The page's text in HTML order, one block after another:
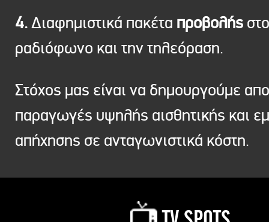
4.Διαφημιστικά πακέτα προβολής στο
ραδιόφωνο και την τηλεόραση.
Στόχος μας είναι να δημουργούμε
παραγωγές υψηλής αισθητικής και
απήχησης σε ανταγωνιστικά κόστη.